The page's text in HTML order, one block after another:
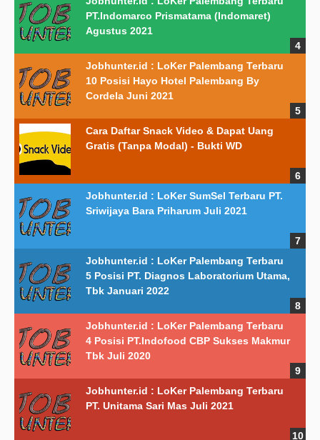
PT.Indomarco Prismatama (Indomaret)
Agustus 2021
Jobhunter.id : LoKer Palembang Terbaru
10 Posisi Hayo Hotel Palembang By
Cordela Juni 2021
Cara Daftar Snack Video & Dapat Uang
Gratis (Tanpa Modal) - Bukti WD
Jobhunter.id : LoKer SumSel Terbaru PT.
Sriwijaya Bara Priharum Juli 2021
Jobhunter.id : LoKer Palembang Terbaru
5 Posisi PT. Diagnos Laboratorium Utama,
Tbk Januari 2022
Jobhunter.id : LoKer Palembang Terbaru
4 Posisi PT.Indofood CBP Sukses Makmur
Tbk Juli 2020
Jobhunter.id : LoKer Palembang Terbaru
PT. Unitama Sari Mas Juli 2021